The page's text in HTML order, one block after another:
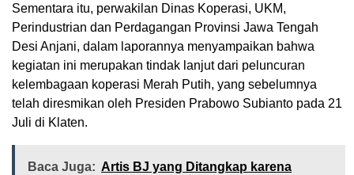
Sementara itu, perwakilan Dinas Koperasi, UKM,
Perindustrian dan Perdagangan Provinsi Jawa Tengah
Desi Anjani, dalam laporannya menyampaikan bahwa
kegiatan ini merupakan tindak lanjut dari peluncuran
kelembagaan koperasi Merah Putih, yang sebelumnya
telah diresmikan oleh Presiden Prabowo Subianto pada 21
Juli di Klaten.
Baca Juga: Artis BJ yang Ditangkap karena